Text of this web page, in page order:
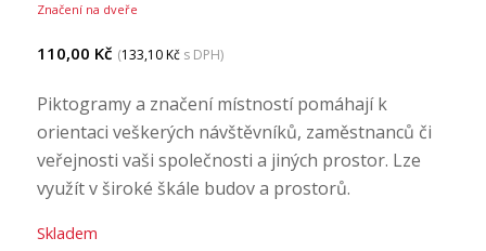
Značení na dveře
110,00 Kč (133,10Kčs DPH)
Piktogramy a značení místností pomáhají k
orientaci veškerých návštěvníků, zaměstnanců či
veřejnosti vaši společnosti a jiných prostor. Lze
využít v široké škále budov a prostorů.
Skladem